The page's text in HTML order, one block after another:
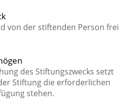
von der stiftenden Person frei
des Stiftungszwecks setzt
Stiftung die erforderlichen
stehen.